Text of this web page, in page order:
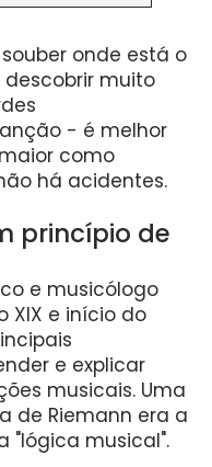
onde está o
muito
- é melhor
como
há acidentes.
princípio de
e musicólogo
XIX e início do
e explicar
musicais. Uma
de Riemann era a
"lógica musical".